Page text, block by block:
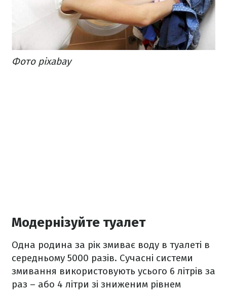
Фото pixabay
Модернізуйте туалет
Одна родина за рік змиває воду в туалеті в
середньому 5000 разів. Сучасні системи
змивання використовують усього 6 літрів за
раз – або 4 літри зі зниженим рівнем